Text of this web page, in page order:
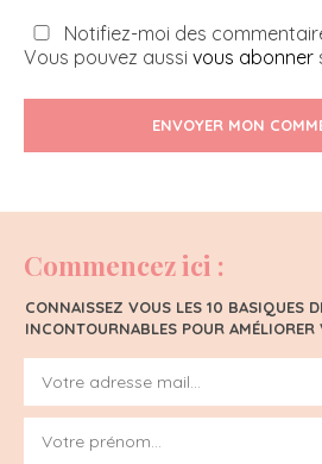
Notifiez-moi des
Vous pouvez aussi vous abonner
ENVOYER MON
Commencez ici :
CONNAISSEZ VOUS LES 10 BASIQUES
INCONTOURNABLES POUR AMÉLIORER